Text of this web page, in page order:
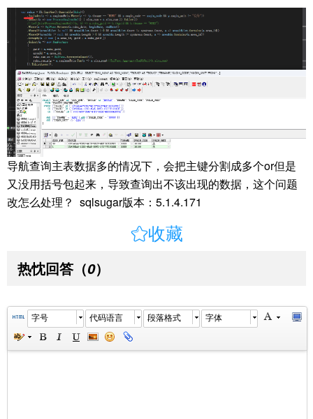
导航查询主表数据多的情况下，会把主键分割成多个or但是
又没用括号包起来，导致查询出不该出现的数据，这个问题
改怎么处理？ sqlsugar版本：5.1.4.171
收藏
热忱回答 （0）
字号 代码语言 段落格式 字体